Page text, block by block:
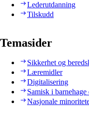
Lederutdanning
Tilskudd
Temasider
Sikkerhet og
Læremidler
Digitalisering
Samisk i barnehage
Nasjonale